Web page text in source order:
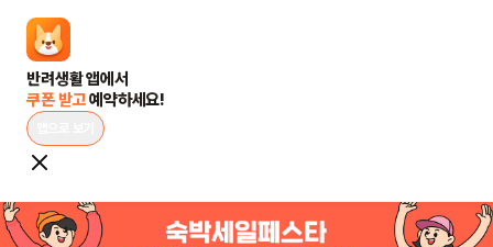
쿠폰 받고 예약하세요!